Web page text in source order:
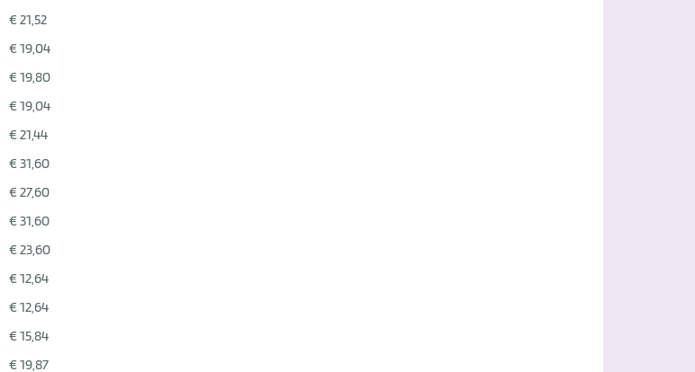
€ 21,52
€ 19,04
€ 19,80
€ 19,04
€ 21,44
€ 31,60
€ 27,60
€ 31,60
€ 23,60
€ 12,64
€ 12,64
€ 15,84
€ 19,87